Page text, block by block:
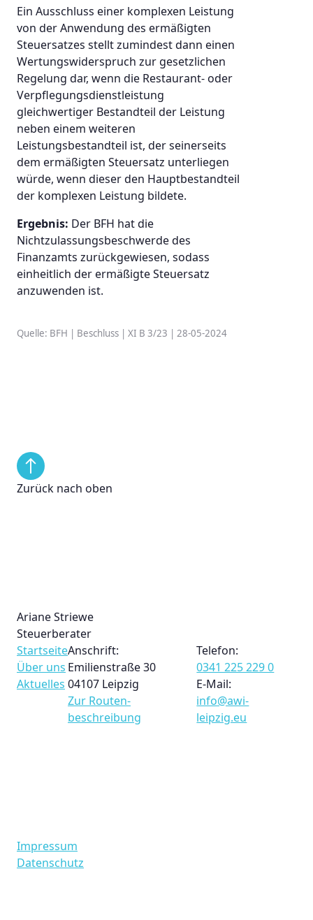
Ein Ausschluss einer komplexen Leistung
von der Anwendung des ermäßigten
Steuersatzes stellt zumindest dann einen
Wertungswiderspruch zur gesetzlichen
Regelung dar, wenn die Restaurant- oder
Verpflegungsdienstleistung
gleichwertiger Bestandteil der Leistung
neben einem weiteren
Leistungsbestandteil ist, der seinerseits
dem ermäßigten Steuersatz unterliegen
würde, wenn dieser den Hauptbestandteil
der komplexen Leistung bildete.
Ergebnis: Der BFH hat die
Nichtzulassungsbeschwerde des
Finanzamts zurückgewiesen, sodass
einheitlich der ermäßigte Steuersatz
anzuwenden ist.
Quelle: BFH | Beschluss | XI B 3/23 | 28-05-2024
Zurück nach oben
Ariane Striewe
Steuerberater
Startseite
Über uns
Aktuelles
Anschrift:
Emilienstraße 30
04107 Leipzig
Zur Routen­
beschreibung
Telefon:
0341 225 229 0
E-Mail:
info@awi-
leipzig.eu
Impressum
Datenschutz